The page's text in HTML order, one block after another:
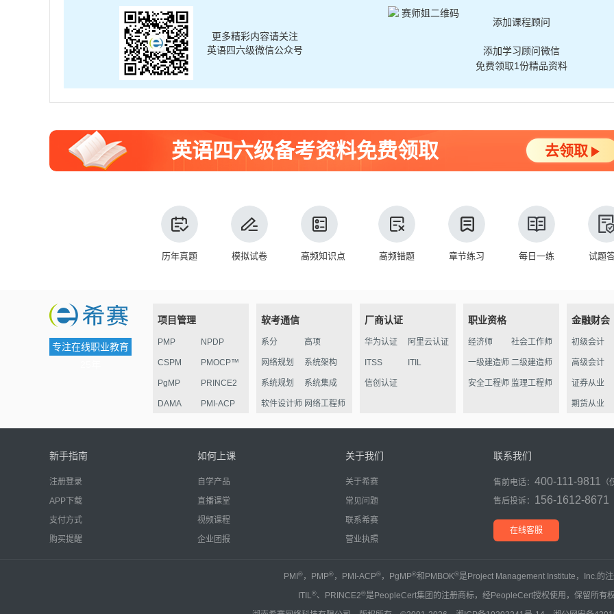
更多精彩内容请关注
英语四六级微信公众号
添加课程顾问
添加学习顾问微信
免费领取1份精品资料
英语四六级备考资料免费领取 去领取
历年真题 模拟试卷 高频知识点 高频错题 章节练习 每日一练 试题
专注在线职业教育
项目管理
PMP NPDP
CSPM PMOCP™
PgMP PRINCE2
DAMA PMI-ACP
软考通信
系分 高项
网络规划 系统架构
系统规划 系统集成
软件设计师 网络工程师
厂商认证
华为认证 阿里云认证
ITSS ITIL
信创认证
职业资格
经济师 社会工作师
一级建造师 二级建造师
安全工程师 监理工程师
金融财会
初级会计
高级会计
证券从业
期货从业
新手指南
注册登录
APP下载
支付方式
购买提醒
如何上课
自学产品
直播课堂
视频课程
企业团报
关于我们
关于希赛
常见问题
联系希赛
营业执照
联系我们
售前电话： 400-111-9811
售后投诉： 156-1612-8671
在线客服
PMI ®，PMP®，PMI-ACP®，PgMP®和PMBOK®是Project Management Institute，Inc.的
ITIL®、PRINCE2®是PeopleCert集团的注册商标，经PeopleCert授权使用，保留所有